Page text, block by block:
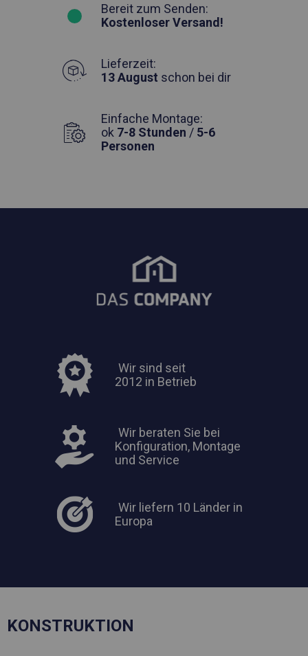
Bereit zum Senden:
Kostenloser Versand!
Lieferzeit:
13 August schon bei dir
Einfache Montage:
ok 7-8 Stunden / 5-6
Personen
Wir sind seit
2012 in Betrieb
Wir beraten Sie bei
Konfiguration, Montage
und Service
Wir liefern 10 Länder in
Europa
KONSTRUKTION